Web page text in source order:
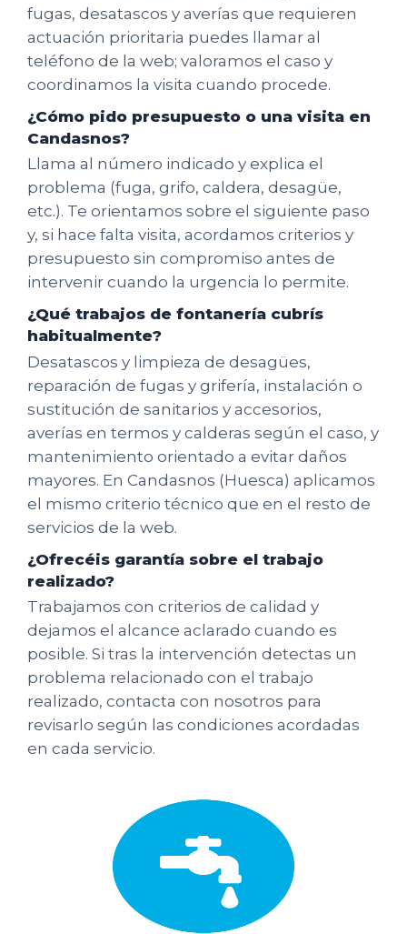
fugas, desatascos y averías que requieren
actuación prioritaria puedes llamar al
teléfono de la web; valoramos el caso y
coordinamos la visita cuando procede.
¿Cómo pido presupuesto o una visita en
Candasnos?
Llama al número indicado y explica el
problema (fuga, grifo, caldera, desagüe,
etc.). Te orientamos sobre el siguiente paso
y, si hace falta visita, acordamos criterios y
presupuesto sin compromiso antes de
intervenir cuando la urgencia lo permite.
¿Qué trabajos de fontanería cubrís
habitualmente?
Desatascos y limpieza de desagües,
reparación de fugas y grifería, instalación o
sustitución de sanitarios y accesorios,
averías en termos y calderas según el caso, y
mantenimiento orientado a evitar daños
mayores. En Candasnos (Huesca) aplicamos
el mismo criterio técnico que en el resto de
servicios de la web.
¿Ofrecéis garantía sobre el trabajo
realizado?
Trabajamos con criterios de calidad y
dejamos el alcance aclarado cuando es
posible. Si tras la intervención detectas un
problema relacionado con el trabajo
realizado, contacta con nosotros para
revisarlo según las condiciones acordadas
en cada servicio.